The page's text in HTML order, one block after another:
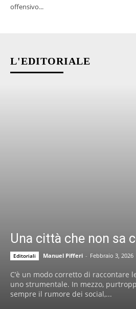
offensivo...
L'EDITORIALE
Una città che non sa
Editoriali Manuel Pifferi - Febbraio 3, 2026
C’è un modo corretto di raccontare
uno strumentale. In mezzo,
sempre il rumore dei social,...